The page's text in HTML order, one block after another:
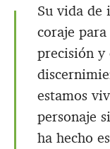
Su vida de
coraje
precisión y
estamos
personaje
ha hecho